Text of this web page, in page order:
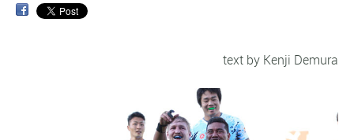
text by Kenji Demura